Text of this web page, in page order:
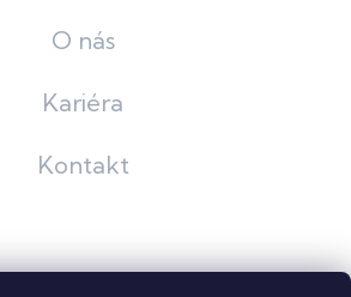
O nás
Kariéra
Kontakt